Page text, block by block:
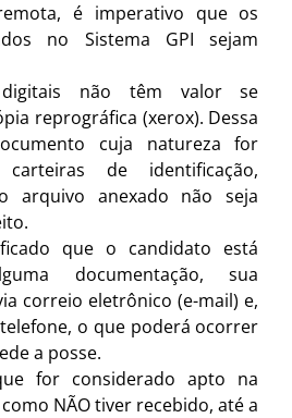
é imperativo que os
no Sistema GPI sejam
digitais não têm valor se
reprográfica (xerox). Dessa
cuja natureza for
de identificação,
arquivo anexado não seja
que o candidato está
documentação, sua
correio eletrônico (e-mail) e,
o que poderá ocorrer
a posse.
for considerado apto na
NÃO tiver recebido, até a